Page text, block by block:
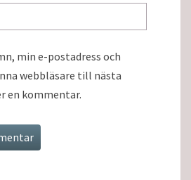
min e-postadress och
webbläsare till nästa
en kommentar.